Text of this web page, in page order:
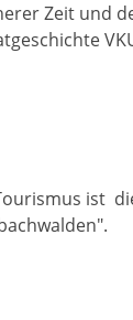
Zeit und
ist